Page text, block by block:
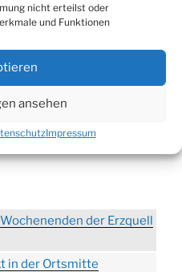
nicht erteilst oder
und Funktionen
ansehen
Impressum
der Erzquell
in der Ortsmitte